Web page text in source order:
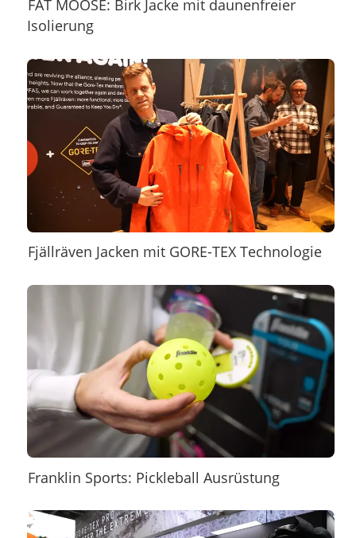
FAT MOOSE: Birk Jacke mit daunenfreier
Isolierung
Fjällräven Jacken mit GORE-TEX Technologie
Franklin Sports: Pickleball Ausrüstung